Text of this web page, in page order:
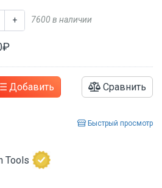
+ 7600 в наличии
Добавить Сравнить
Быстрый просмотр
Tools